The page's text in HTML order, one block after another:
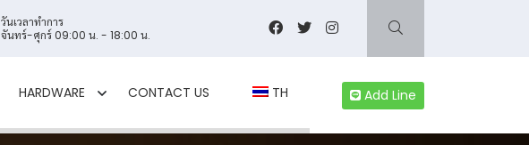
วันเวลาทำการ
จันทร์-ศุกร์ 09:00 น. - 18:00 น.
HARDWARE CONTACT US TH Add Line